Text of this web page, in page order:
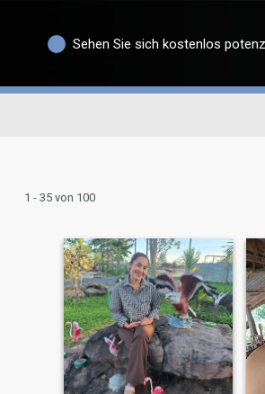
Sehen Sie sich kostenlos
1 - 35 von 100